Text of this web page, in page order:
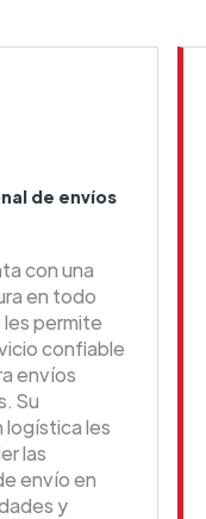
de envíos
con una
en todo
les permite
confiable
envíos
Su
logística les
las
envío en
y